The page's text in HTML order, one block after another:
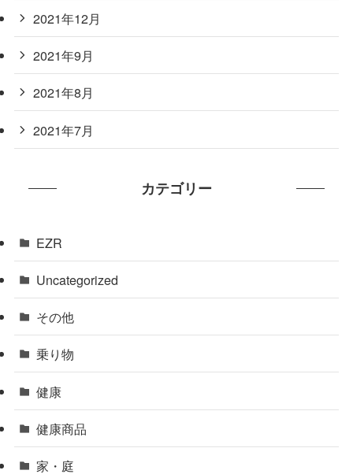
2021年12月
2021年9月
2021年8月
2021年7月
カテゴリー
EZR
Uncategorized
その他
乗り物
健康
健康商品
家・庭